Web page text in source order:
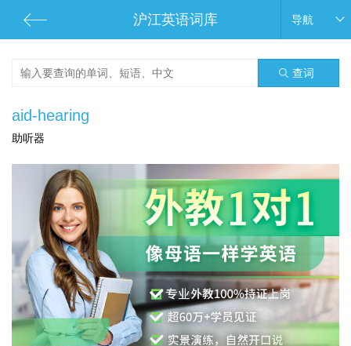
沪江英语词库 导航
查词
aid-hearing
助听器